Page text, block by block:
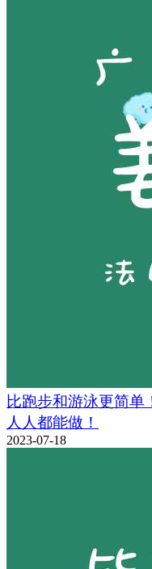
比跑步和游泳更简单
人人都能做！
2023-07-18